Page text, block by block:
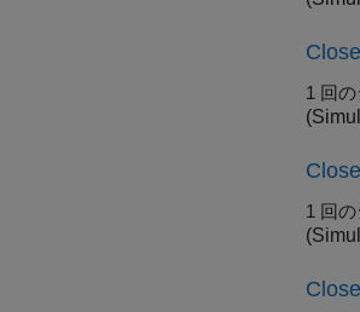
1 回
1 回